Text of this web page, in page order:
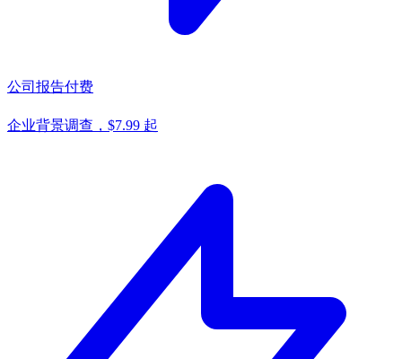
公司报告付费
企业背景调查，$7.99 起